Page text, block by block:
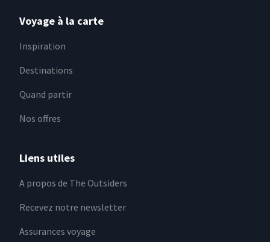
Voyage à la carte
Inspiration
Destinations
Quand partir
Nos offres
Liens utiles
A propos de The Outsiders
Recevez notre newsletter
Assurances voyage